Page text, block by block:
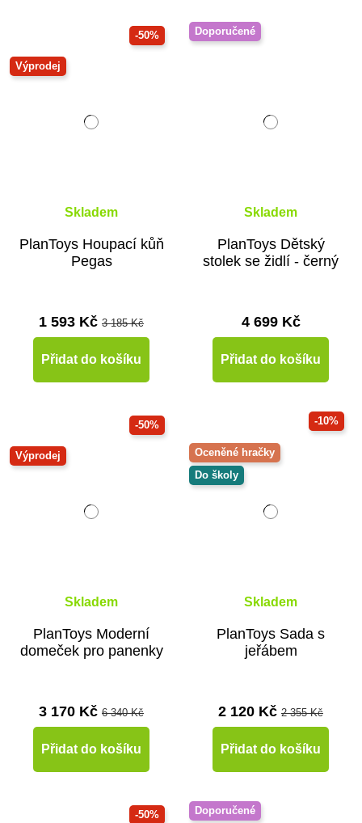
-50%
Výprodej
Skladem
PlanToys Houpací kůň
Pegas
1 593 Kč 3 185 Kč
Přidat do košíku
Doporučené
Skladem
PlanToys Dětský
stolek se židlí - černý
4 699 Kč
Přidat do košíku
-50%
Výprodej
Skladem
PlanToys Moderní
domeček pro panenky
3 170 Kč 6 340 Kč
Přidat do košíku
-10%
Oceněné hračky
Do školy
Skladem
PlanToys Sada s
jeřábem
2 120 Kč 2 355 Kč
Přidat do košíku
-50% Doporučené